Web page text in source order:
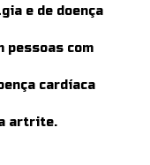
e de doença
pessoas com
cardíaca
artrite.